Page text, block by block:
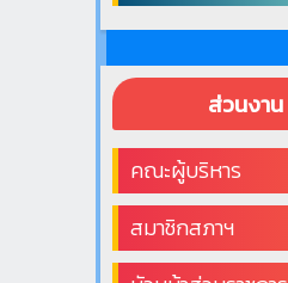
ส่วนงาน
คณะผู้บริหาร
สมาชิกสภาฯ